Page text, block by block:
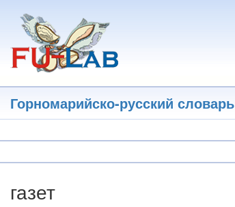
основному
содержанию
Горномарийско-русский словарь
газет